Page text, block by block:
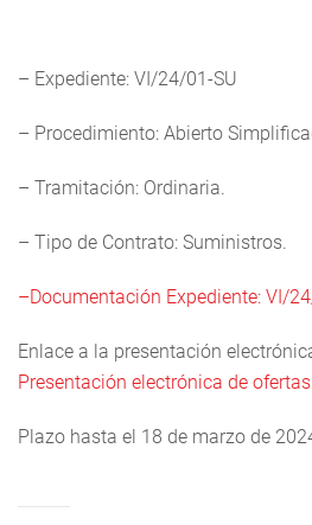
– Expediente: VI/24/01-SU
– Procedimiento: Abierto
– Tramitación: Ordinaria.
– Tipo de Contrato: Suministros.
–Documentación Expediente: VI/
Enlace a la presentación
Presentación electrónica de
Plazo hasta el 18 de marzo de